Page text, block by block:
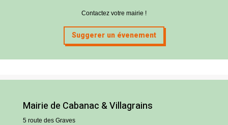
Contactez votre mairie !
Suggerer un évenement
Mairie de Cabanac & Villagrains
5 route des Graves